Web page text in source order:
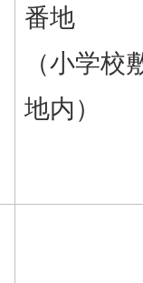
番地
（小学校
地内）